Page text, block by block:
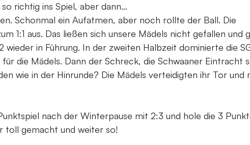
richtig ins Spiel, aber dann…
Schonmal ein Aufatmen, aber noch rollte der Ball. Die
1:1 aus. Das ließen sich unsere Mädels nicht gefallen und
in Führung. In der zweiten Halbzeit dominierte die
die Mädels. Dann der Schreck, die Schwaaner Eintracht
wie in der Hinrunde? Die Mädels verteidigten ihr Tor und
nach der Winterpause mit 2:3 und hole die 3
toll gemacht und weiter so!